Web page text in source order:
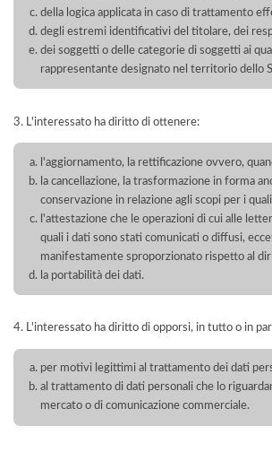
della logica applicata in caso di trattamento
degli estremi identificativi del titolare, dei
dei soggetti o delle categorie di soggetti ai
rappresentante designato nel territorio dello
3. L'interessato ha diritto di ottenere:
l'aggiornamento, la rettificazione ovvero,
la cancellazione, la trasformazione in forma
conservazione in relazione agli scopi per i
l'attestazione che le operazioni di cui alle
quali i dati sono stati comunicati o diffusi,
manifestamente sproporzionato rispetto al
la portabilità dei dati.
4. L'interessato ha diritto di opporsi, in tutto o in
per motivi legittimi al trattamento dei dati
al trattamento di dati personali che lo
mercato o di comunicazione commerciale.